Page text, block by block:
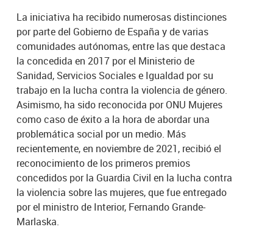
La iniciativa ha recibido numerosas distinciones
por parte del Gobierno de España y de varias
comunidades autónomas, entre las que destaca
la concedida en 2017 por el Ministerio de
Sanidad, Servicios Sociales e Igualdad por su
trabajo en la lucha contra la violencia de género.
Asimismo, ha sido reconocida por ONU Mujeres
como caso de éxito a la hora de abordar una
problemática social por un medio. Más
recientemente, en noviembre de 2021, recibió el
reconocimiento de los primeros premios
concedidos por la Guardia Civil en la lucha contra
la violencia sobre las mujeres, que fue entregado
por el ministro de Interior, Fernando Grande-
Marlaska.